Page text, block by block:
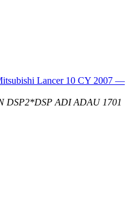
Lancer 10 CY 2007 —
DSP2*DSP ADI ADAU 1701